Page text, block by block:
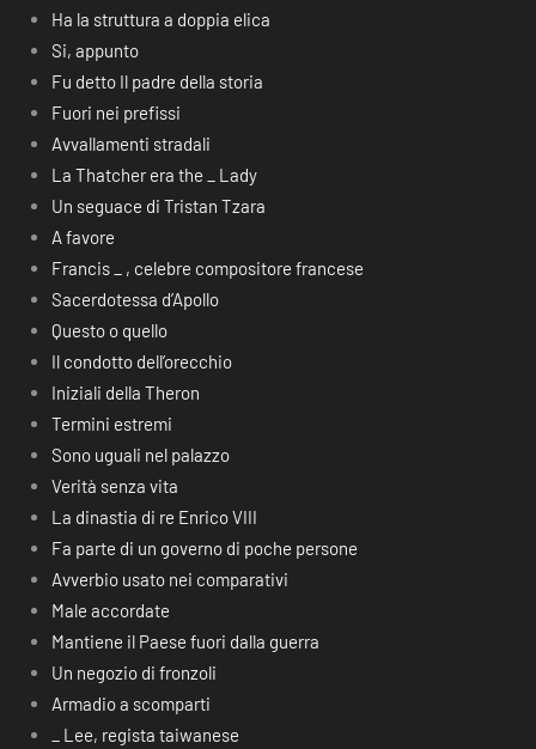
Ha la struttura a doppia elica
Si, appunto
Fu detto Il padre della storia
Fuori nei prefissi
Avvallamenti stradali
La Thatcher era the _ Lady
Un seguace di Tristan Tzara
A favore
Francis _ , celebre compositore francese
Sacerdotessa d’Apollo
Questo o quello
Il condotto dell’orecchio
Iniziali della Theron
Termini estremi
Sono uguali nel palazzo
Verità senza vita
La dinastia di re Enrico VIII
Fa parte di un governo di poche persone
Avverbio usato nei comparativi
Male accordate
Mantiene il Paese fuori dalla guerra
Un negozio di fronzoli
Armadio a scomparti
_ Lee, regista taiwanese